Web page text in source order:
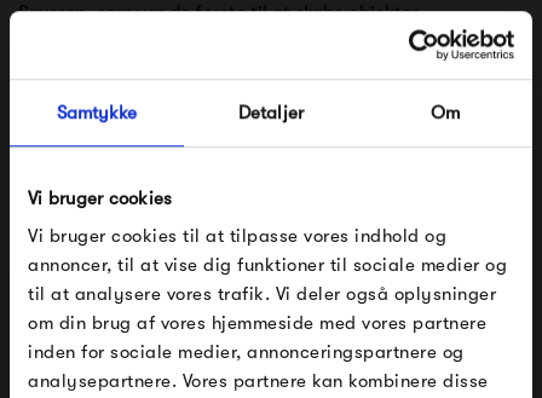
Samtykke Detaljer Om
Vi bruger cookies
Vi bruger cookies til at tilpasse vores indhold og
annoncer, til at vise dig funktioner til sociale medier og
til at analysere vores trafik. Vi deler også oplysninger
om din brug af vores hjemmeside med vores partnere
inden for sociale medier, annonceringspartnere og
analysepartnere. Vores partnere kan kombinere disse
Severen, som var de første til at skabe objekter
for valerie_objects. Der er både veletablerede samt nye,
dag. Alle med det tilfælles at de har en genkendelig stil og
valerie_objects tilbyder objekter designet til at blive brugt i
dagligdagen. Unikke, tilgængelige og smukke kreationer.
Se alle varer fra valerie_objects
FÅ 10% PÅ DIN NÆSTE ORDRE
Indtast din e-mail, så sender vi rabatkoden til dig på